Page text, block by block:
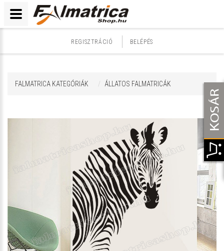
REGISZTRÁCIÓ BELÉPÉS
FALMATRICA KATEGÓRIÁK ÁLLATOS FALMATRICÁK